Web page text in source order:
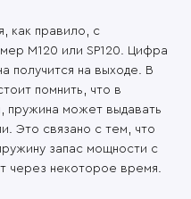
как правило, с
M120 или SP120. Цифра
получится на выходе. В
помнить, что в
пружина может выдавать
Это связано с тем, что
запас мощности с
через некоторое время.